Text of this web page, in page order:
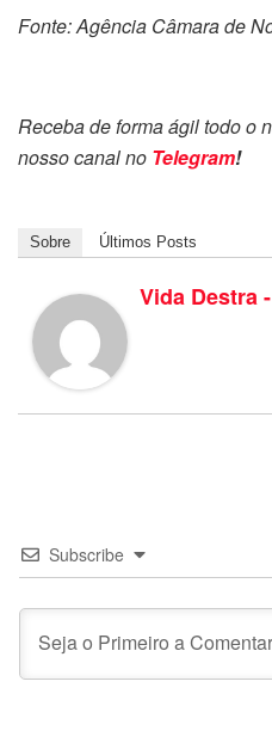
Fonte: Agência Câmara de
Receba de forma ágil todo o
nosso canal no Telegram!
Sobre Últimos Posts
Vida Destra
Subscribe